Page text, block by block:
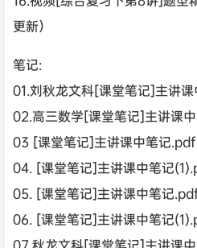
更新）
笔记:
01.刘秋龙文科[课堂笔记]主讲
02.高三数学[课堂笔记]主讲课
03 [课堂笔记]主讲课中笔记.pdf
04. [课堂笔记]主讲课中笔记
05. [课堂笔记]主讲课中笔记
06. [课堂笔记]主讲课中笔记